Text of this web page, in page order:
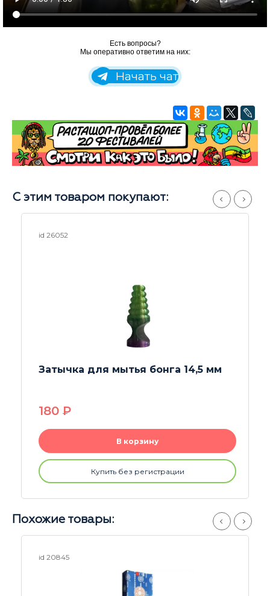
Есть вопросы?
Мы оперативно ответим на них:
Начать чат
С этим товаром покупают:
id 23027
Сетки Big Screens 4 шт 15 мм
190 P
В корзину
Купить без регистрации
Похожие товары:
id 25934